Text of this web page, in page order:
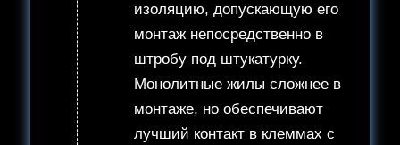
изоляцию, допускающую его
монтаж непосредственно в
штробу под штукатурку.
Монолитные жилы сложнее в
монтаже, но обеспечивают
лучший контакт в клеммах с